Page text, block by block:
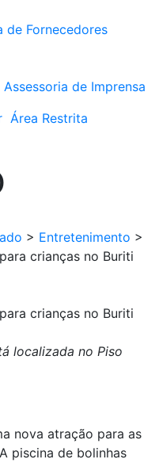
de Fornecedores
Assessoria de Imprensa
Área Restrita
> Entretenimento >
crianças no Buriti
crianças no Buriti
localizada no Piso
nova atração para as
piscina de bolinhas